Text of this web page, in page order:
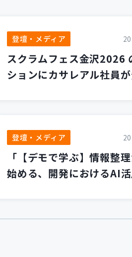
登壇・メディア
スクラムフェス金沢2026
ションにカサレアル社員
登壇・メディア
「【デモで学ぶ】情報整
始める、開発におけるAI